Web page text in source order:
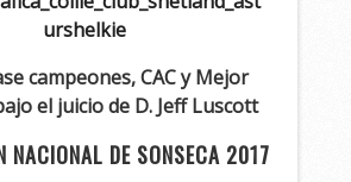
campeones, CAC y Mejor
el juicio de D. Jeff Luscott
NACIONAL DE SONSECA 2017